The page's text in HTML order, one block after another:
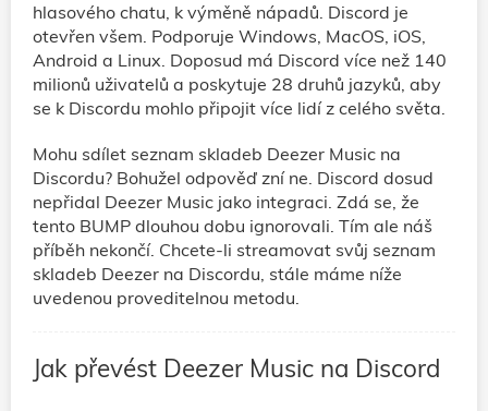
hlasového chatu, k výměně nápadů. Discord je
otevřen všem. Podporuje Windows, MacOS, iOS,
Android a Linux. Doposud má Discord více než 140
milionů uživatelů a poskytuje 28 druhů jazyků, aby
se k Discordu mohlo připojit více lidí z celého světa.
Mohu sdílet seznam skladeb Deezer Music na
Discordu? Bohužel odpověď zní ne. Discord dosud
nepřidal Deezer Music jako integraci. Zdá se, že
tento BUMP dlouhou dobu ignorovali. Tím ale náš
příběh nekončí. Chcete-li streamovat svůj seznam
skladeb Deezer na Discordu, stále máme níže
uvedenou proveditelnou metodu.
Jak převést Deezer Music na Discord